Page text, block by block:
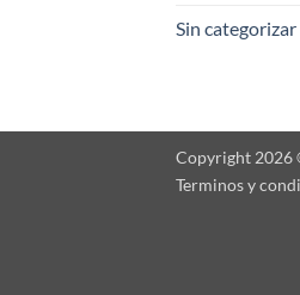
Sin categorizar
Copyright 2026
Terminos y